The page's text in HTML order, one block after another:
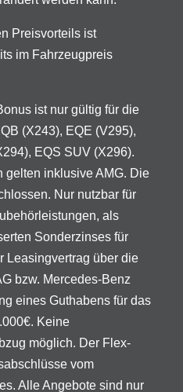
Preisvorteils ist
im Fahrzeugpreis
ist nur gültig für die
(X243), EQE (V295),
EQS SUV (X296).
gelten inklusive AMG. Die
Nur nutzbar für
als
Sonderzinses für
Leasingvertrag über die
bzw. Mercedes-Benz
eines Guthabens für das
Keine
möglich. Der Flex-
vom
Alle Angebote sind nur